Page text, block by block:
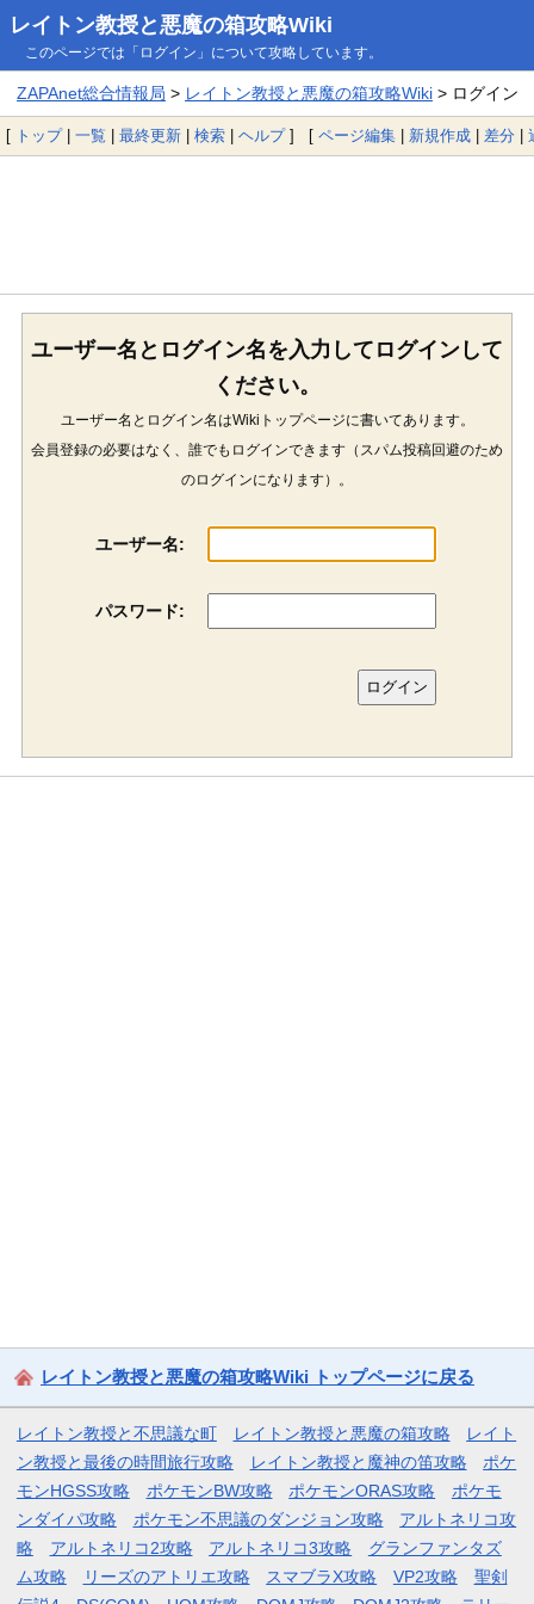
レイトン教授と悪魔の箱攻略Wiki
このページでは「ログイン」について攻略しています。
ZAPAnet総合情報局 > レイトン教授と悪魔の箱攻略Wiki> ログイン
[ トップ| 一覧 | 最終更新 | 検索 | ヘルプ] [ ページ編集 | 新規作成 | 差分 |
ユーザー名とログイン名を入力してログインして
ください。
ユーザー名とログイン名はWikiトップページに書いてあります。
会員登録の必要はなく、誰でもログインできます（スパム投稿回避のため
のログインになります）。
ユーザー名:
パスワード:
レイトン教授と悪魔の箱攻略Wiki トップページに戻る
レイトン教授と不思議な町 レイトン教授と悪魔の箱攻略
レイト
ン教授と最後の時間旅行攻略
レイトン教授と魔神の笛攻略
ポケ
モンHGSS攻略
ポケモンBW攻略 ポケモンORAS攻略
ポケモ
ンダイパ攻略
ポケモン不思議のダンジョン攻略
アルトネリコ攻
略
アルトネリコ2攻略 アルトネリコ3攻略
グランファンタズ
ム攻略
リーズのアトリエ攻略 スマブラX攻略 VP2攻略
聖剣